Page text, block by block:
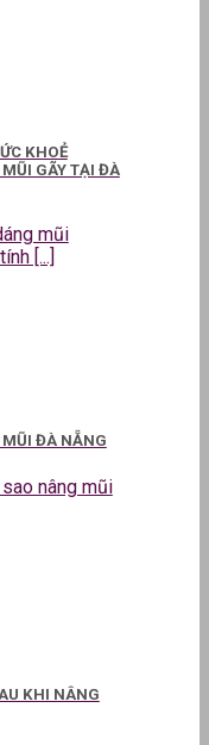
KHOẺ
GÃY TẠI ĐÀ
mũi
[...]
ĐÀ NẴNG
nâng mũi
KHI NÂNG